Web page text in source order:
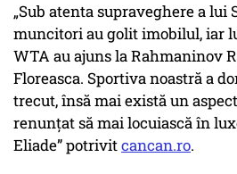
„Sub atenta supraveghere a lui
muncitori au golit imobilul, iar
WTA au ajuns la Rahmaninov
Floreasca. Sportiva noastră a
trecut, însă mai există un
renunțat să mai locuiască în
Eliade” potrivitcancan.ro.